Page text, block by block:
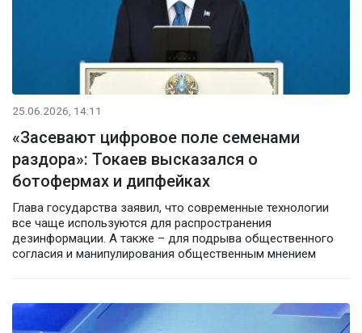
25.06.2026, 14:11
«Засевают цифровое поле семенами
раздора»: Токаев высказался о
ботофермах и дипфейках
Глава государства заявил, что современные технологии
все чаще используются для распространения
дезинформации. А также – для подрыва общественного
согласия и манипулирования общественным мнением